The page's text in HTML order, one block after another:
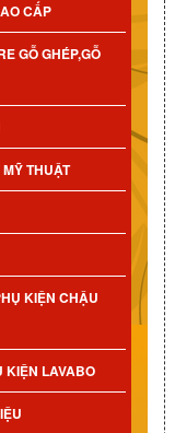
CẤP
GỖ GHÉP,GỖ
THUẬT
KIỆN CHẬU
KIỆN LAVABO